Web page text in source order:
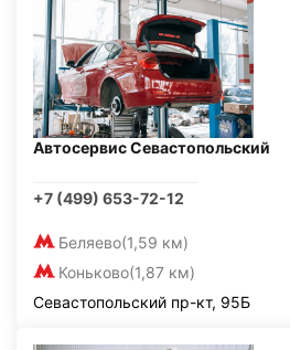
Автосервис Севастопольский
+7 (499) 653-72-12
Беляево(1,59 км)
Коньково(1,87 км)
Севастопольский пр-кт, 95Б